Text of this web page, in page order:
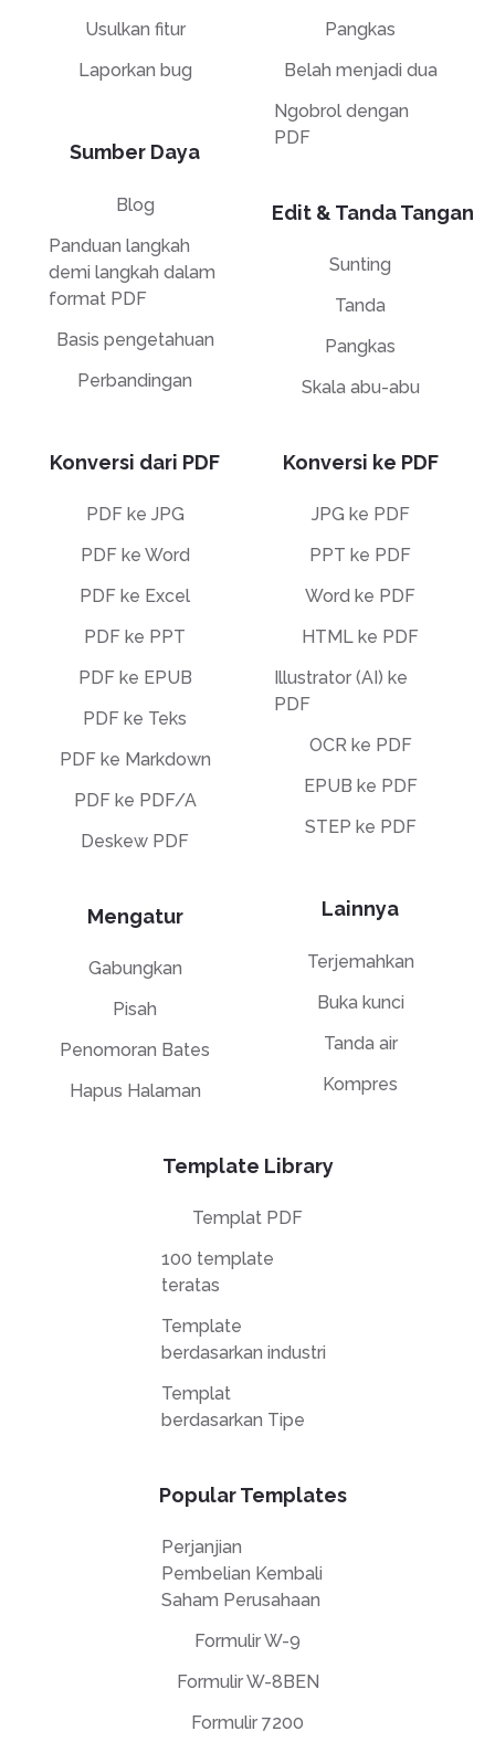
Usulkan fitur
Laporkan bug
Sumber Daya
Blog
Panduan langkah
demi langkah dalam
format PDF
Basis pengetahuan
Perbandingan
Pangkas
Belah menjadi dua
Ngobrol dengan
PDF
Edit & Tanda Tangan
Sunting
Tanda
Pangkas
Skala abu-abu
Konversi dari PDF
PDF ke JPG
PDF ke Word
PDF ke Excel
PDF ke PPT
PDF ke EPUB
PDF ke Teks
PDF ke Markdown
PDF ke PDF/A
Deskew PDF
Mengatur
Gabungkan
Pisah
Penomoran Bates
Hapus Halaman
Konversi ke PDF
JPG ke PDF
PPT ke PDF
Word ke PDF
HTML ke PDF
Illustrator (AI) ke
PDF
OCR ke PDF
EPUB ke PDF
STEP ke PDF
Lainnya
Terjemahkan
Buka kunci
Tanda air
Kompres
Template Library
Templat PDF
100 template
teratas
Template
berdasarkan industri
Templat
berdasarkan Tipe
Popular Templates
Perjanjian
Pembelian Kembali
Saham Perusahaan
Formulir W-9
Formulir W-8BEN
Formulir 7200